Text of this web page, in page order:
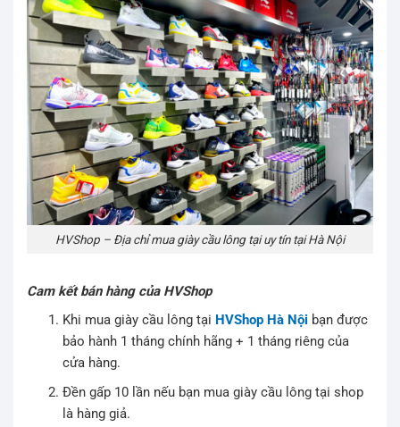
HVShop – Địa chỉ mua giày cầu lông tại uy tín tại Hà Nội
Cam kết bán hàng của HVShop
Khi mua giày cầu lông tại HVShop Hà Nội bạn được
bảo hành 1 tháng chính hãng + 1 tháng riêng của
cửa hàng.
Đền gấp 10 lần nếu bạn mua giày cầu lông tại shop
là hàng giả.